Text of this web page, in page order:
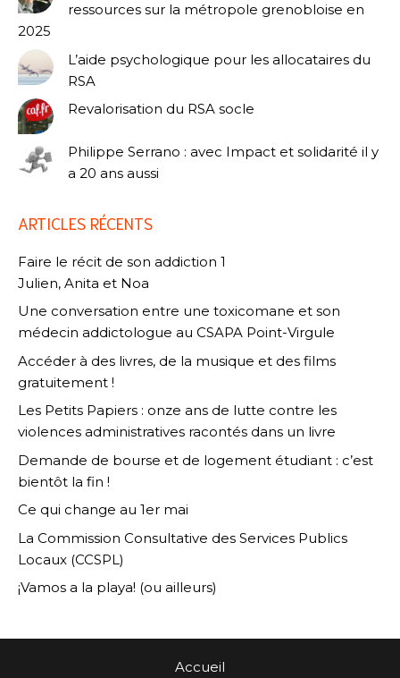
ressources sur la métropole grenobloise en
2025
L’aide psychologique pour les allocataires du
RSA
Revalorisation du RSA socle
Philippe Serrano : avec Impact et solidarité il y
a 20 ans aussi
ARTICLES RÉCENTS
Faire le récit de son addiction 1
Julien, Anita et Noa
Une conversation entre une toxicomane et son
médecin addictologue au CSAPA Point-Virgule
Accéder à des livres, de la musique et des films
gratuitement !
Les Petits Papiers : onze ans de lutte contre les
violences administratives racontés dans un livre
Demande de bourse et de logement étudiant : c’est
bientôt la fin !
Ce qui change au 1er mai
La Commission Consultative des Services Publics
Locaux (CCSPL)
¡Vamos a la playa! (ou ailleurs)
Accueil